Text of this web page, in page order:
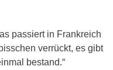
passiert in Frankreich
verrückt, es gibt
bestand.“